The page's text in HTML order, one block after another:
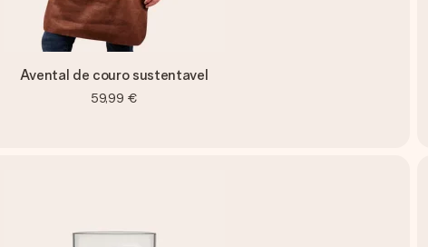
Avental de couro sustentavel
59,99 €